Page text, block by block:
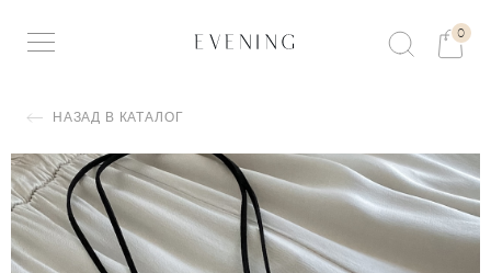
0
НАЗАД В КАТАЛОГ